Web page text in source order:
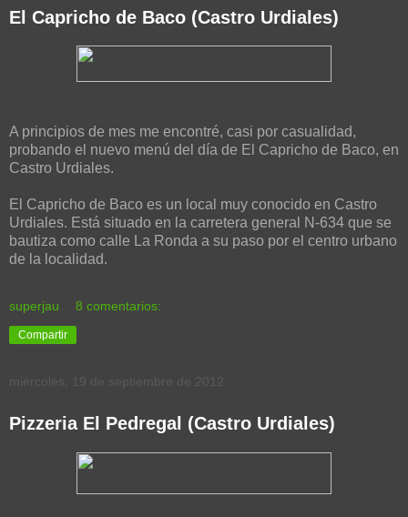
El Capricho de Baco (Castro Urdiales)
A principios de mes me encontré, casi por casualidad,
probando el nuevo menú del día de El Capricho de Baco, en
Castro Urdiales.
El Capricho de Baco es un local muy conocido en Castro
Urdiales. Está situado en la carretera general N-634 que se
bautiza como calle La Ronda a su paso por el centro urbano
de la localidad.
superjau 8 comentarios:
Compartir
miércoles, 19 de septiembre de 2012
Pizzeria El Pedregal (Castro Urdiales)